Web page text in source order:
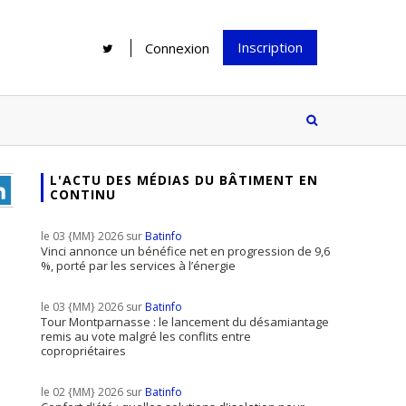
Connexion Inscription
idée mais...
Le print sous toutes ses formes a-t-
il encore sa place dans un monde
Rénover une salle de bains : gagner
supports
inscrire
à notre
L'ACTU DES MÉDIAS DU BÂTIMENT EN
CONTINU
le 03 {MM} 2026 surBatinfo
Vinci annonce un bénéfice net en progression de 9,6
%, porté par les services à l’énergie
le 03 {MM} 2026 surBatinfo
Tour Montparnasse : le lancement du désamiantage
remis au vote malgré les conflits entre
copropriétaires
le 02 {MM} 2026 surBatinfo